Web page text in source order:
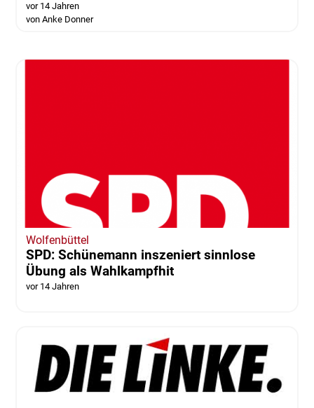
vor 14 Jahren
von Anke Donner
Wolfenbüttel
SPD: Schünemann inszeniert sinnlose
Übung als Wahlkampfhit
vor 14 Jahren